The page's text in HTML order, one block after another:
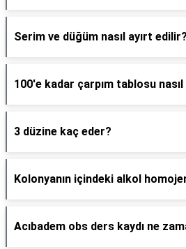
Serim ve düğüm nasıl ayırt edilir?
100'e kadar çarpım tablosu nasıl
3 düzine kaç eder?
Kolonyanın içindeki alkol
Acıbadem obs ders kaydı ne